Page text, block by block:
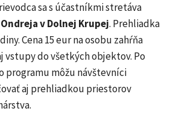
sa s účastníkmi stretáva
v Dolnej Krupej. Prehliadka
Cena 15 eur na osobu zahŕňa
vstupy do všetkých objektov. Po
programu môžu návštevníci
aj prehliadkou priestorov